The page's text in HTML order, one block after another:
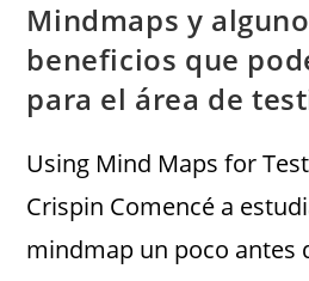
Mindmaps y
beneficios que
para el área de
Using Mind Maps for
Crispin Comencé a
mindmap un poco antes